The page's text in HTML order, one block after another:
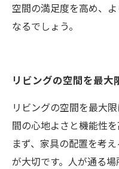
空間の満足度を高め、
なるでしょう。
リビングの空間を最大
リビングの空間を最大
間の心地よさと機能性
まず、家具の配置を考
が大切です。人が通る